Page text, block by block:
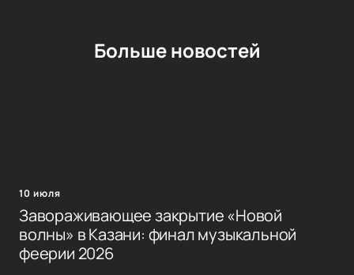
Больше новостей
10 июля
Завораживающее закрытие «Новой
волны» в Казани: финал музыкальной
феерии 2026